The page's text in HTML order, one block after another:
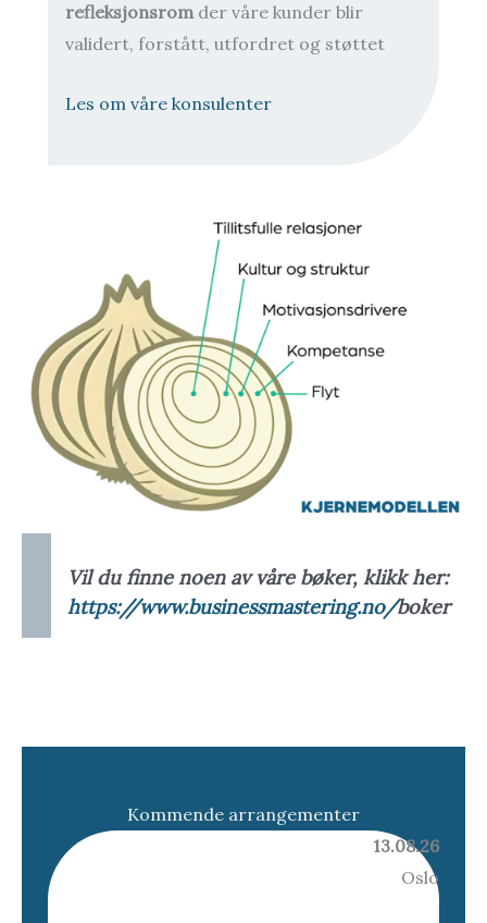
refleksjonsromder våre kunder blir
validert, forstått, utfordret og støttet
Les om våre konsulenter
Vil du finne noen av våre bøker, klikk her:
https://www.businessmastering.no/boker
Kommende arrangementer
13.08.26
Oslo